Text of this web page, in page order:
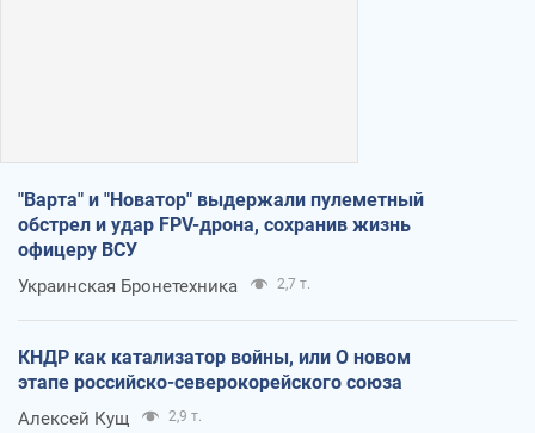
"Варта" и "Новатор" выдержали пулеметный
обстрел и удар FPV-дрона, сохранив жизнь
офицеру ВСУ
Украинская Бронетехника 2,7 т.
КНДР как катализатор войны, или О новом
этапе российско-северокорейского союза
Алексей Кущ 2,9 т.